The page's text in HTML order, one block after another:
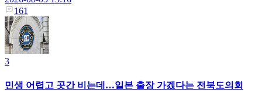
161
3
민생 어렵고 곳간 비는데…일본 출장 가겠다는 전북도의회